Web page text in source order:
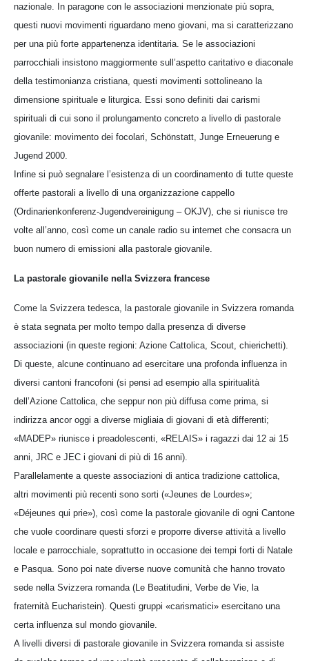
nazionale. In paragone con le associazioni menzionate più sopra,
questi nuovi movimenti riguardano meno giovani, ma si caratterizzano
per una più forte appartenenza identitaria. Se le associazioni
parrocchiali insistono maggiormente sull’aspetto caritativo e diaconale
della testimonianza cristiana, questi movimenti sottolineano la
dimensione spirituale e liturgica. Essi sono definiti dai carismi
spirituali di cui sono il prolungamento concreto a livello di pastorale
giovanile: movimento dei focolari, Schönstatt, Junge Erneuerung e
Jugend 2000.
Infine si può segnalare l’esistenza di un coordinamento di tutte queste
offerte pastorali a livello di una organizzazione cappello
(Ordinarienkonferenz-Jugendvereinigung – OKJV), che si riunisce tre
volte all’anno, così come un canale radio su internet che consacra un
buon numero di emissioni alla pastorale giovanile.
La pastorale giovanile nella Svizzera francese
Come la Svizzera tedesca, la pastorale giovanile in Svizzera romanda
è stata segnata per molto tempo dalla presenza di diverse
associazioni (in queste regioni: Azione Cattolica, Scout, chierichetti).
Di queste, alcune continuano ad esercitare una profonda influenza in
diversi cantoni francofoni (si pensi ad esempio alla spiritualità
dell’Azione Cattolica, che seppur non più diffusa come prima, si
indirizza ancor oggi a diverse migliaia di giovani di età differenti;
«MADEP» riunisce i preadolescenti, «RELAIS» i ragazzi dai 12 ai 15
anni, JRC e JEC i giovani di più di 16 anni).
Parallelamente a queste associazioni di antica tradizione cattolica,
altri movimenti più recenti sono sorti («Jeunes de Lourdes»;
«Déjeunes qui prie»), così come la pastorale giovanile di ogni Cantone
che vuole coordinare questi sforzi e proporre diverse attività a livello
locale e parrocchiale, soprattutto in occasione dei tempi forti di Natale
e Pasqua. Sono poi nate diverse nuove comunità che hanno trovato
sede nella Svizzera romanda (Le Beatitudini, Verbe de Vie, la
fraternità Eucharistein). Questi gruppi «carismatici» esercitano una
certa influenza sul mondo giovanile.
A livelli diversi di pastorale giovanile in Svizzera romanda si assiste